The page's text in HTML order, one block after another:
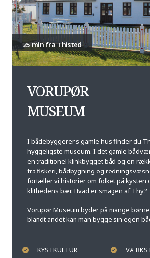
25 min fra Thisted
VORUPØR
MUSEUM
I bådebyggerens gamle hus finder du
hyggeligste museum. I det gamle
en traditionel klinkbygget båd og en
fra fiskeri, bådbygning og
fortæller vi historier om folket på kysten
klithedens bær. Hvad er smagen af Thy?
Vorupør Museum byder på mange
blandt andet kan man bygge sin egen
KYSTKULTUR